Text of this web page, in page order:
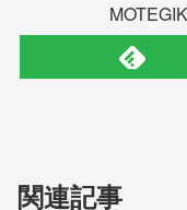
関連記事